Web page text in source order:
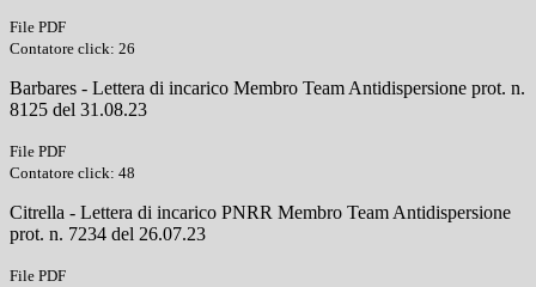
File PDF
Contatore click: 26
Barbares - Lettera di incarico Membro Team Antidispersione prot. n.
8125 del 31.08.23
File PDF
Contatore click: 48
Citrella - Lettera di incarico PNRR Membro Team Antidispersione
prot. n. 7234 del 26.07.23
File PDF